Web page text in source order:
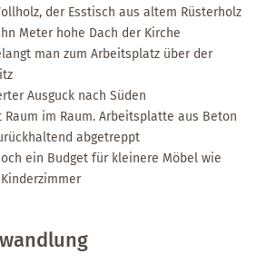
der Esstisch aus altem Rüsterholz
Meter hohe Dach der Kirche
man zum Arbeitsplatz über der
Ausguck nach Süden
Raum im Raum. Arbeitsplatte aus Beton
abgetreppt
ein Budget für kleinere Möbel wie